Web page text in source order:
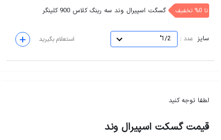
تا 0% تخفیف گسگت اسپیرال وند سه رینگ کلاس 900 کلینگر
سایز عدد :
1/2" استعلام بگیرید
لطفا توجه کنید
قیمت گسکت اسپیرال وند